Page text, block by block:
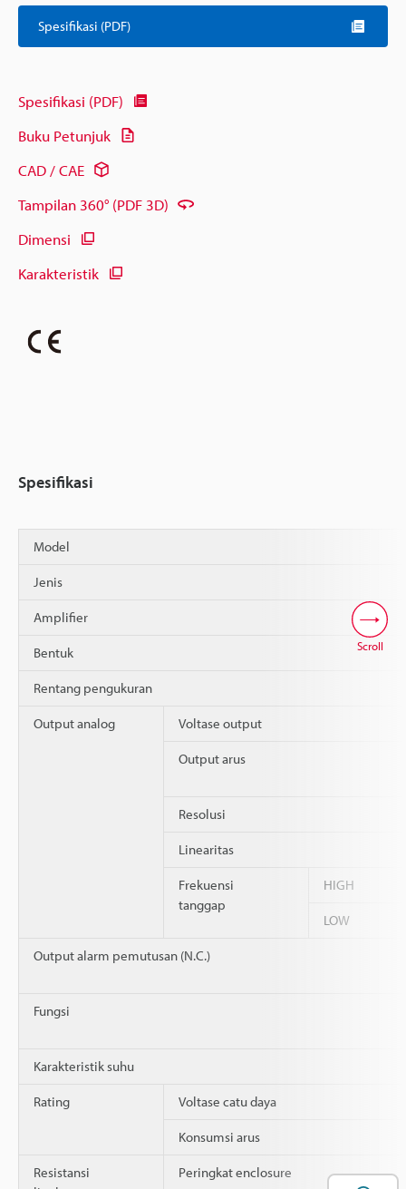
Spesifikasi (PDF)
Spesifikasi (PDF)
Buku Petunjuk
CAD / CAE
Tampilan 360° (PDF 3D)
Dimensi
Karakteristik
Spesifikasi
Model
Jenis
Amplifier
Bentuk
Rentang pengukuran
Output analog Voltase output
Output arus
Resolusi
Linearitas
Frekuensi
tanggap
HIGH
LOW
Output alarm pemutusan (N.C.)
Fungsi
Karakteristik suhu
Rating Voltase catu daya
Konsumsi arus
Resistansi
Peringkat enclosure
Scroll